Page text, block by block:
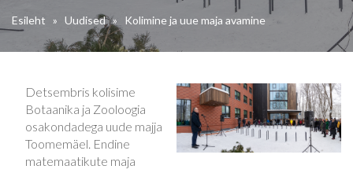
Esileht » Uudised» Kolimine ja uue maja avamine
Detsembris kolisime
Botaanika ja Zooloogia
osakondadega uude majja
Toomemäel. Endine
matemaatikute maja